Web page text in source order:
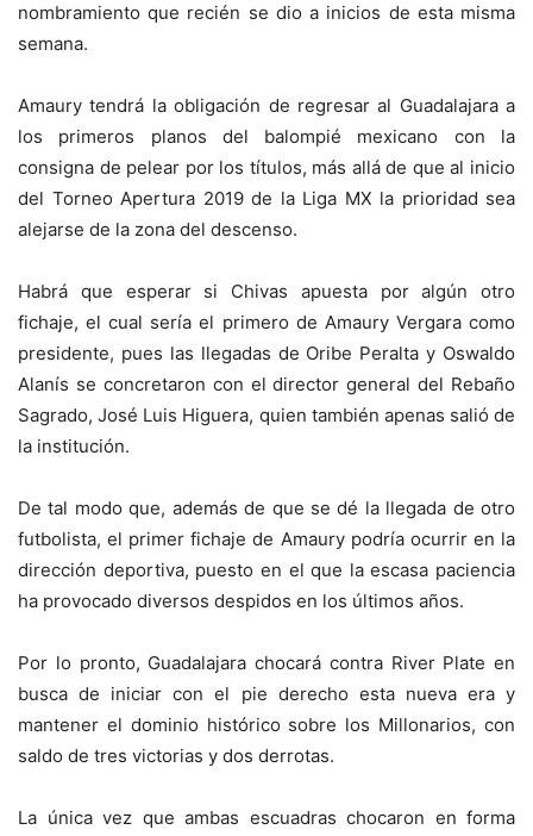
nombramiento que recién se dio a inicios de esta misma
semana.
Amaury tendrá la obligación de regresar al Guadalajara a
los primeros planos del balompié mexicano con la
consigna de pelear por los títulos, más allá de que al inicio
del Torneo Apertura 2019 de la Liga MX la prioridad sea
alejarse de la zona del descenso.
Habrá que esperar si Chivas apuesta por algún otro
fichaje, el cual sería el primero de Amaury Vergara como
presidente, pues las llegadas de Oribe Peralta y Oswaldo
Alanís se concretaron con el director general del Rebaño
Sagrado, José Luis Higuera, quien también apenas salió de
la institución.
De tal modo que, además de que se dé la llegada de otro
futbolista, el primer fichaje de Amaury podría ocurrir en la
dirección deportiva, puesto en el que la escasa paciencia
ha provocado diversos despidos en los últimos años.
Por lo pronto, Guadalajara chocará contra River Plate en
busca de iniciar con el pie derecho esta nueva era y
mantener el dominio histórico sobre los Millonarios, con
saldo de tres victorias y dos derrotas.
La única vez que ambas escuadras chocaron en forma